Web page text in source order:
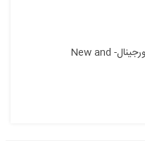
mp3202 مخصوص بک لایت السیدی اورجینال- New and